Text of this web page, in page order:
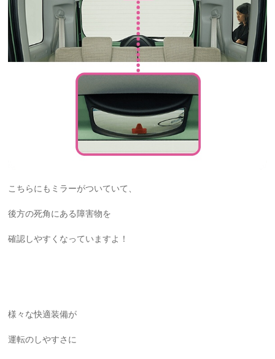
こちらにもミラーがついていて、
後方の死角にある障害物を
確認しやすくなっていますよ！
様々な快適装備が
運転のしやすさに